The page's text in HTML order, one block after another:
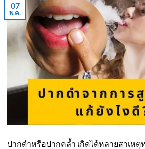
07
พ.ค.
ปากดำหรือปากคล้ำ เกิดได้หลายสาเหตุ